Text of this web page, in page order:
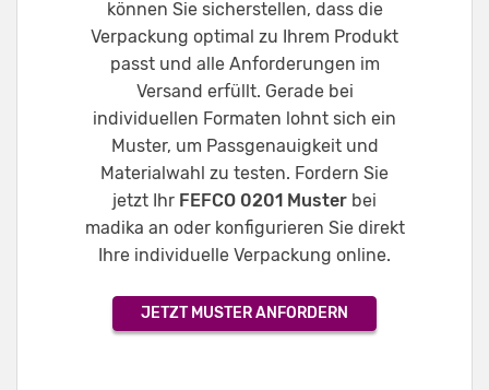
können Sie sicherstellen, dass die
Verpackung optimal zu Ihrem Produkt
passt und alle Anforderungen im
Versand erfüllt. Gerade bei
individuellen Formaten lohnt sich ein
Muster, um Passgenauigkeit und
Materialwahl zu testen. Fordern Sie
jetzt Ihr FEFCO 0201 Muster bei
madika an oder konfigurieren Sie direkt
Ihre individuelle Verpackung online.
JETZT MUSTER ANFORDERN